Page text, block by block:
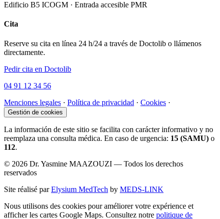
Edificio B5 ICOGM · Entrada accesible PMR
Cita
Reserve su cita en línea 24 h/24 a través de Doctolib o llámenos
directamente.
Pedir cita en Doctolib
04 91 12 34 56
Menciones legales · Política de privacidad · Cookies ·
Gestión de cookies
La información de este sitio se facilita con carácter informativo y no
reemplaza una consulta médica. En caso de urgencia: 15 (SAMU) o
112.
© 2026 Dr. Yasmine MAAZOUZI — Todos los derechos
reservados
Site réalisé parElysium MedTech by MEDS-LINK
Nous utilisons des cookies pour améliorer votre expérience et
afficher les cartes Google Maps. Consultez notre politique de